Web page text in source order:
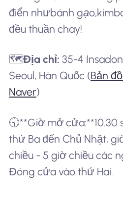
điển nhưbánh gạo,
đều thuần chay!
🗺️Địa chỉ: 35-4
Seoul, Hàn Quốc (Bản
Naver)
🕤**Giờ mở cửa:**10.30
thứ Ba đến Chủ Nhật,
chiều - 5 giờ chiều các
Đóng cửa vào thứ Hai.